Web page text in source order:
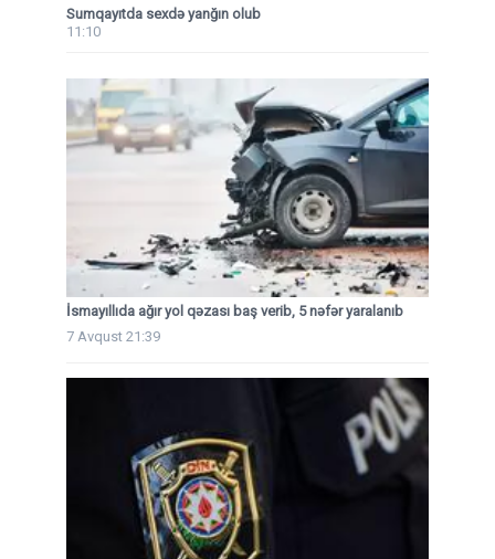
Sumqayıtda sexdə yanğın olub
11:10
İsmayıllıda ağır yol qəzası baş verib, 5 nəfər yaralanıb
7 Avqust 21:39